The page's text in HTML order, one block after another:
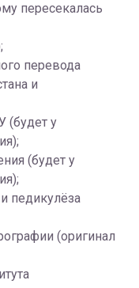
пересекалась
перевода
и
(будет у
(будет у
педикулёза
(оригинал